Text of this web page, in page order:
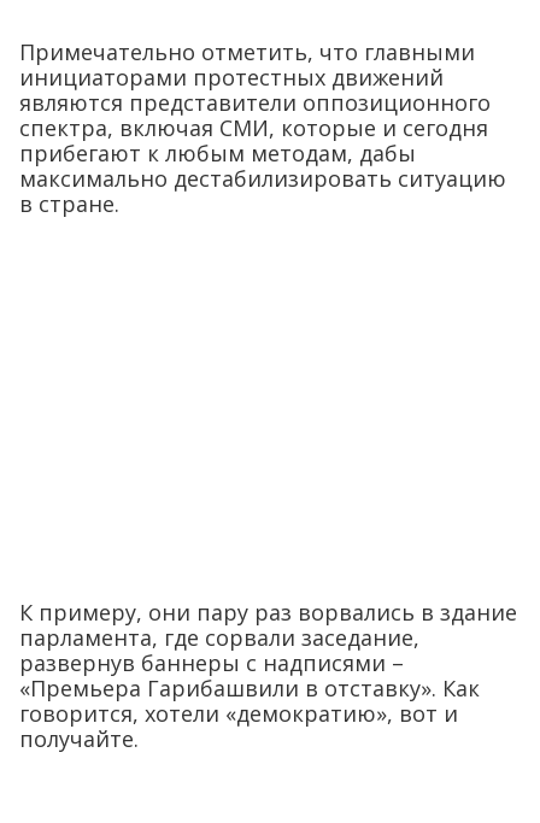
Примечательно отметить, что главными
инициаторами протестных движений
являются представители оппозиционного
спектра, включая СМИ, которые и сегодня
прибегают к любым методам, дабы
максимально дестабилизировать ситуацию
в стране.
К примеру, они пару раз ворвались в здание
парламента, где сорвали заседание,
развернув баннеры с надписями –
«Премьера Гарибашвили в отставку». Как
говорится, хотели «демократию», вот и
получайте.